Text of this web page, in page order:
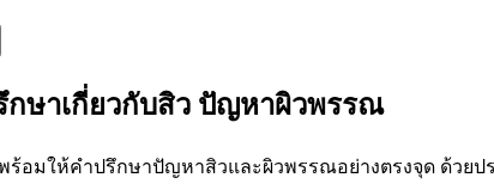
ษาเกี่ยวกับสิว ปัญหาผิวพรรณ
อมให้คำปรึกษาปัญหาสิวและผิวพรรณอย่างตรงจุด ด้วย